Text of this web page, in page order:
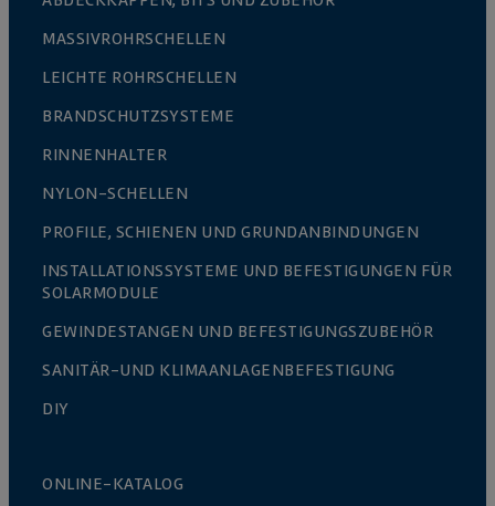
MASSIVROHRSCHELLEN
LEICHTE ROHRSCHELLEN
BRANDSCHUTZSYSTEME
RINNENHALTER
NYLON-SCHELLEN
PROFILE, SCHIENEN UND GRUNDANBINDUNGEN
INSTALLATIONSSYSTEME UND BEFESTIGUNGEN FÜR
SOLARMODULE
GEWINDESTANGEN UND BEFESTIGUNGSZUBEHÖR
SANITÄR-UND KLIMAANLAGENBEFESTIGUNG
DIY
ONLINE-KATALOG